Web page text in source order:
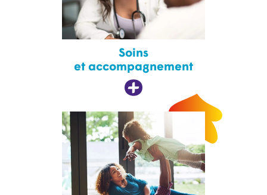
Soins
et accompagnement